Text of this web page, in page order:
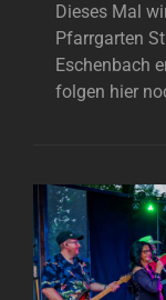
Dieses Mal
Pfarrgarten
Eschenbach
folgen hier